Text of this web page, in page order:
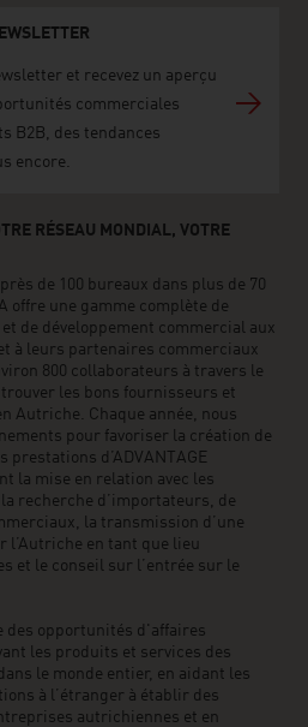
et recevez un aperçu
commerciales
B2B, des tendances
encore.
RÉSEAU MONDIAL, VOTRE
de 100 bureaux dans plus de 70
offre une gamme complète de
de développement commercial aux
à leurs partenaires commerciaux
800 collaborateurs à travers le
les bons fournisseurs et
Autriche. Chaque année, nous
pour favoriser la création de
d’ADVANTAGE
la mise en relation avec les
recherche d’importateurs, de
la transmission d’une
en tant que lieu
et le conseil sur l’entrée sur le
des opportunités d'affaires
les produits et services des
le monde entier, en aidant les
à l’étranger à établir des
autrichiennes et en